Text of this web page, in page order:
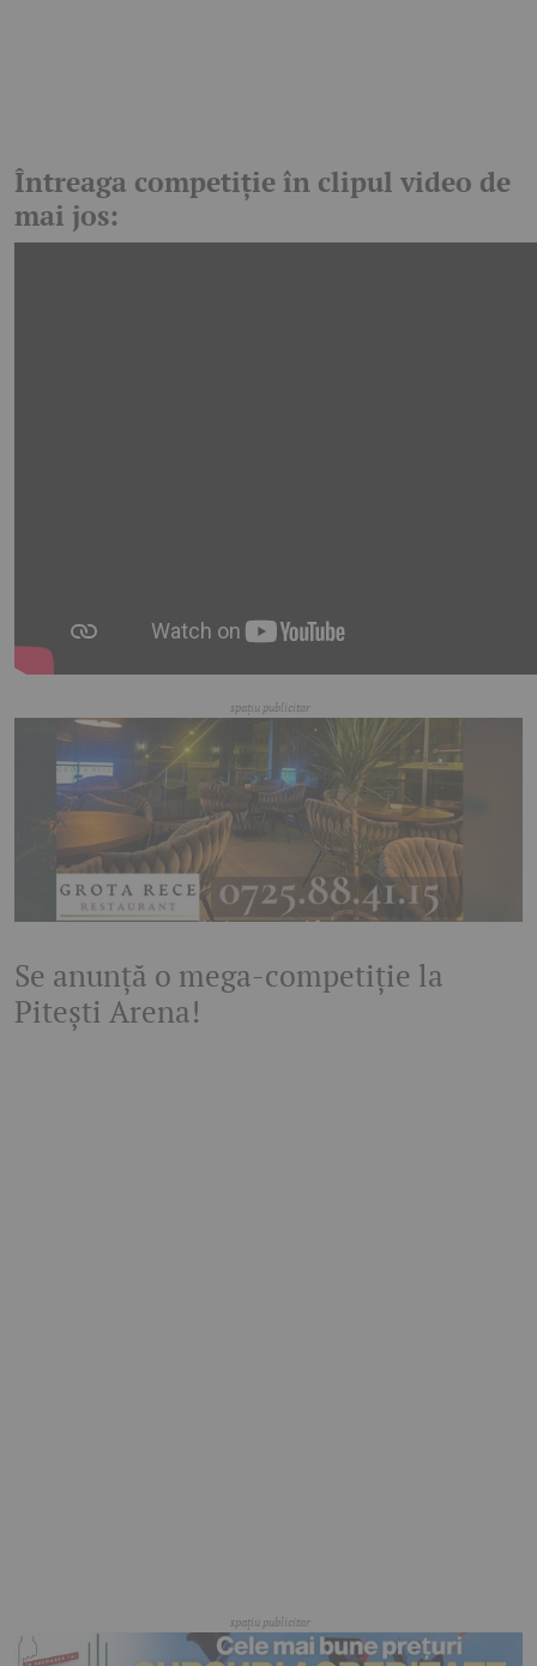
Întreaga competiție în clipul video de
mai jos:
Se anunță o mega-competiție la
Pitești Arena!